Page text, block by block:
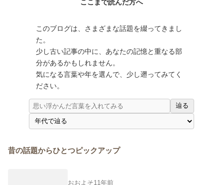
ここまで読んだ方へ
このブログは、さまざまな話題を綴ってきまし
た。
少し古い記事の中に、あなたの記憶と重なる部
分があるかもしれません。
気になる言葉や年を選んで、少し遡ってみてく
ださい。
辿る
昔の話題からひとつピックアップ
おおよそ11年前